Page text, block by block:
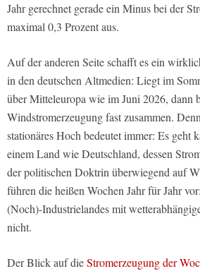
Jahr gerechnet gerade ein Minus bei der
maximal 0,3 Prozent aus.
Auf der anderen Seite schafft es ein
in den deutschen Altmedien: Liegt im
über Mitteleuropa wie im Juni 2026, dann
Windstromerzeugung fast zusammen.
stationäres Hoch bedeutet immer: Es geht
einem Land wie Deutschland, dessen
der politischen Doktrin überwiegend auf
führen die heißen Wochen Jahr für Jahr
(Noch)-Industrielandes mit
nicht.
Der Blick auf dieStromerzeugung der